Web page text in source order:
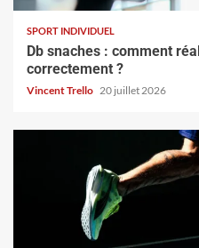
SPORT INDIVIDUEL
Db snaches : comment
correctement ?
Vincent Trello 20 juillet 2026